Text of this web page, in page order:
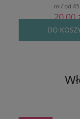
m / od
20,00
DO